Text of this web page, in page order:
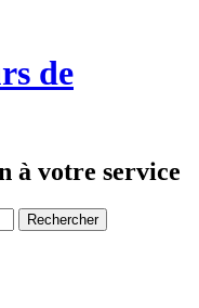
de
à votre service